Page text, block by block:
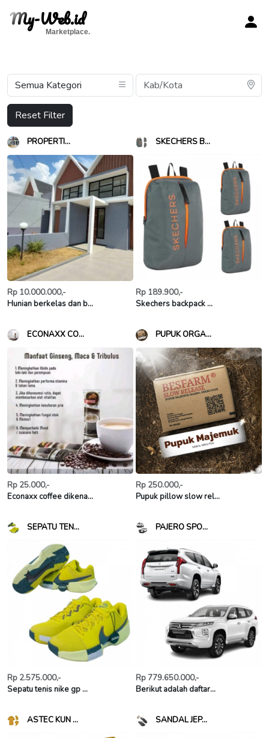
My-Web.id
Marketplace.
Reset Filter
PROPERTI...
Rp 10.000.000,-
Hunian berkelas dan b...
SKECHERS B...
Rp 189.900,-
Skechers backpack ...
ECONAXX CO...
Rp 25.000,-
Econaxx coffee dikena...
PUPUK ORGA...
Rp 250.000,-
Pupuk pillow slow rel...
SEPATU TEN...
Rp 2.575.000,-
Sepatu tenis nike gp ...
PAJERO SPO...
Rp 779.650.000,-
Berikut adalah daftar...
ASTEC KUN ... SANDAL JEP...